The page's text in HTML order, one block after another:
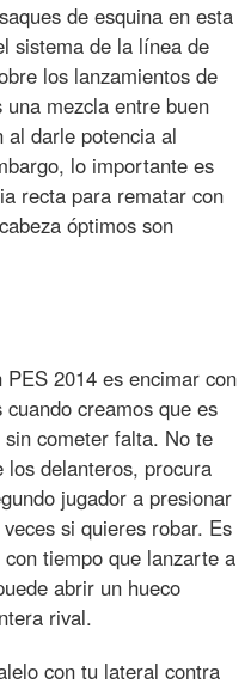
de esquina en esta
sistema de la línea de
los lanzamientos de
mezcla entre buen
al darle potencia al
lo importante es
recta para rematar con
óptimos son
2014 es encimar con
creamos que es
cometer falta. No te
los delanteros, procura
jugador a presionar
si quieres robar. Es
tiempo que lanzarte a
abrir un hueco
rival.
con tu lateral contra